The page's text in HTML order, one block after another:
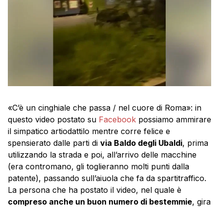
«C’è un cinghiale che passa / nel cuore di Roma»: in
questo video postato su Facebook possiamo ammirare
il simpatico artiodattilo mentre corre felice e
spensierato dalle parti di via Baldo degli Ubaldi, prima
utilizzando la strada e poi, all’arrivo delle macchine
(era contromano, gli toglieranno molti punti dalla
patente), passando sull’aiuola che fa da spartitraffico.
La persona che ha postato il video, nel quale è
compreso anche un buon numero di bestemmie, gira